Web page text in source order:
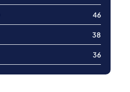
46
38
36